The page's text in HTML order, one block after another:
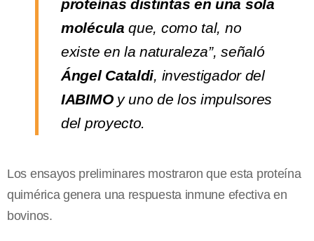
proteínas distintas en una sola
molécula que, como tal, no
existe en la naturaleza”, señaló
Ángel Cataldi, investigador del
IABIMOy uno de los impulsores
del proyecto.
Los ensayos preliminares mostraron que esta proteína
quimérica genera una respuesta inmune efectiva en
bovinos.